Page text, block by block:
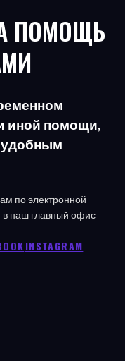
ПОМОЩЬ
иной помощи,
по электронной
в наш главный офис
INSTAGRAM